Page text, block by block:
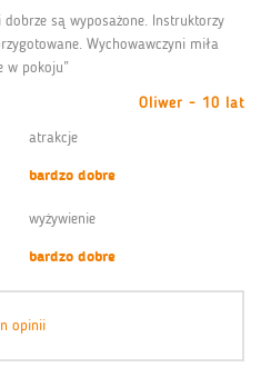
dobrze są wyposażone. Instruktorzy
Wychowawczyni miła
w pokoju”
Oliwer - 10 lat
atrakcje
bardzo dobre
wyżywienie
bardzo dobre
opinii